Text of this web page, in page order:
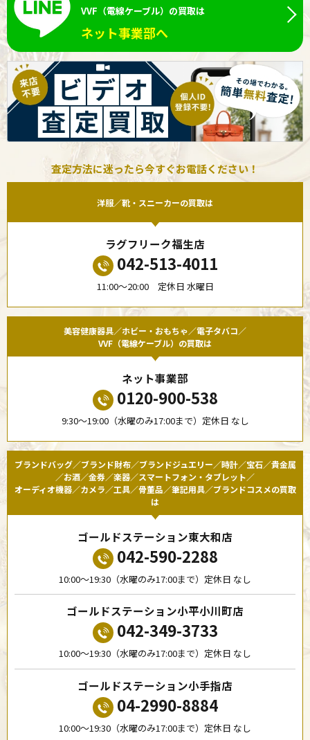
VVF（電線ケーブル）の買取は
ネット事業部へ
査定方法に迷ったら今すぐお電話ください！
洋服／靴・スニーカーの買取は
ラグフリーク福生店
042-513-4011
11:00〜20:00 定休日 水曜日
美容健康器具／ホビー・おもちゃ／電子タバコ／
VVF（電線ケーブル）の買取は
ネット事業部
0120-900-538
9:30〜19:00（水曜のみ17:00まで）定休日 なし
ブランドバッグ／ブランド財布／ブランドジュエリー／時計／宝石／貴金属
／お酒／金券／楽器／スマートフォン・タブレット／
オーディオ機器／カメラ／工具／骨董品／筆記用具／ブランドコスメの買取
は
ゴールドステーション東大和店
042-590-2288
10:00〜19:30（水曜のみ17:00まで）定休日 なし
ゴールドステーション小平小川町店
042-349-3733
10:00〜19:30（水曜のみ17:00まで）定休日 なし
ゴールドステーション小手指店
04-2990-8884
10:00〜19:30（水曜のみ17:00まで）定休日 なし